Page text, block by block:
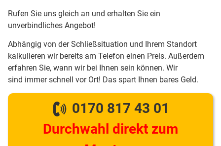
Rufen Sie uns gleich an und erhalten Sie ein
unverbindliches Angebot!
Abhängig von der Schließsituation und Ihrem Standort
kalkulieren wir bereits am Telefon einen Preis. Außerdem
erfahren Sie, wann wir bei Ihnen sein können. Wir
sind immer schnell vor Ort! Das spart Ihnen bares Geld.
0170 817 43 01
Durchwahl direkt zum